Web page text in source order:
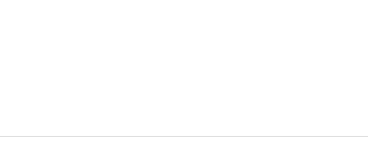
высокой надежностью,